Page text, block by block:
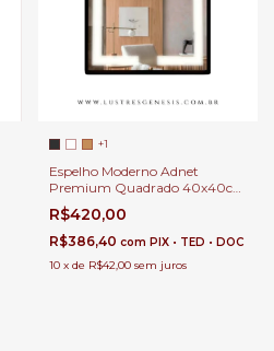
+1
Espelho Moderno Adnet
Premium Quadrado 40x40cm
com LED Touch e Alça de
Couro Para Banheiro,
Penteadeira, Salão de Beleza e
Lojas
R$420,00
R$386,40 com PIX • TED • DOC
10 x de R$42,00 sem juros